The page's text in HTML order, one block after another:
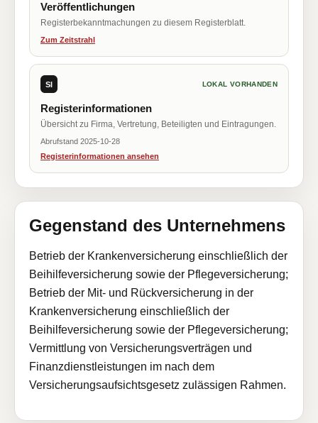
Veröffentlichungen
Registerbekanntmachungen zu diesem Registerblatt.
Zum Zeitstrahl
SI LOKAL VORHANDEN
Registerinformationen
Übersicht zu Firma, Vertretung, Beteiligten und Eintragungen.
Abrufstand 2025-10-28
Registerinformationen ansehen
Gegenstand des Unternehmens
Betrieb der Krankenversicherung einschließlich der
Beihilfeversicherung sowie der Pflegeversicherung;
Betrieb der Mit- und Rückversicherung in der
Krankenversicherung einschließlich der
Beihilfeversicherung sowie der Pflegeversicherung;
Vermittlung von Versicherungsverträgen und
Finanzdienstleistungen im nach dem
Versicherungsaufsichtsgesetz zulässigen Rahmen.